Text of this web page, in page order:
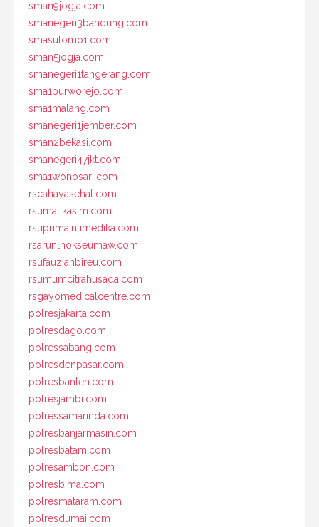
sman9jogja.com
smanegeri3bandung.com
smasutomo1.com
sman5jogja.com
smanegeri1tangerang.com
sma1purworejo.com
sma1malang.com
smanegeri1jember.com
sman2bekasi.com
smanegeri47jkt.com
sma1wonosari.com
rscahayasehat.com
rsumalikasim.com
rsuprimaintimedika.com
rsarunlhokseumaw.com
rsufauziahbireu.com
rsumumcitrahusada.com
rsgayomedicalcentre.com
polresjakarta.com
polresdago.com
polressabang.com
polresdenpasar.com
polresbanten.com
polresjambi.com
polressamarinda.com
polresbanjarmasin.com
polresbatam.com
polresambon.com
polresbima.com
polresmataram.com
polresdumai.com